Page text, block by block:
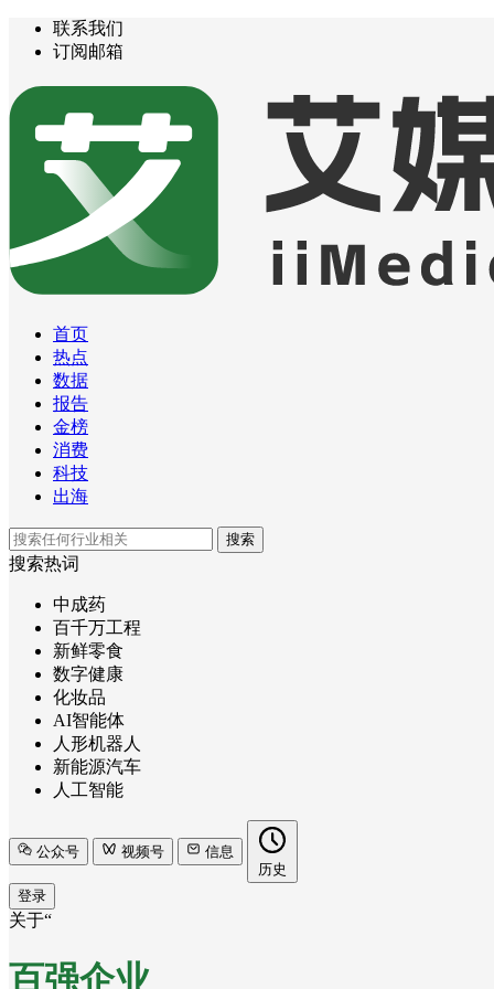
联系我们
订阅邮箱
首页
热点
数据
报告
金榜
消费
科技
出海
搜索
搜索热词
中成药
百千万工程
新鲜零食
数字健康
化妆品
AI智能体
人形机器人
新能源汽车
人工智能
公众号 视频号
信息
历史
登录
关于“
百强企业